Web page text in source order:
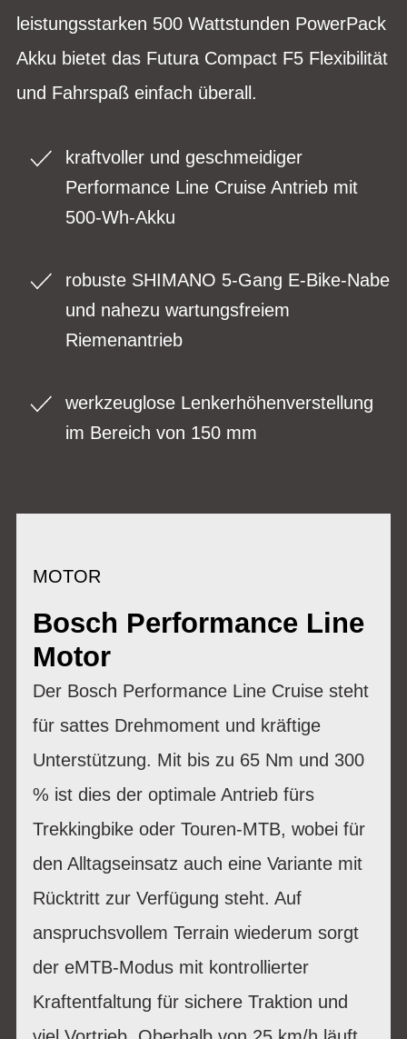
leistungsstarken 500 Wattstunden PowerPack
Akku bietet das Futura Compact F5 Flexibilität
und Fahrspaß einfach überall.
kraftvoller und geschmeidiger
Performance Line Cruise Antrieb mit
500-Wh-Akku
robuste SHIMANO 5-Gang E-Bike-Nabe
und nahezu wartungsfreiem
Riemenantrieb
werkzeuglose Lenkerhöhenverstellung
im Bereich von 150 mm
MOTOR
Bosch Performance Line
Motor
Der Bosch Performance Line Cruise steht
für sattes Drehmoment und kräftige
Unterstützung. Mit bis zu 65 Nm und 300
% ist dies der optimale Antrieb fürs
Trekkingbike oder Touren-MTB, wobei für
den Alltagseinsatz auch eine Variante mit
Rücktritt zur Verfügung steht. Auf
anspruchsvollem Terrain wiederum sorgt
der eMTB-Modus mit kontrollierter
Kraftentfaltung für sichere Traktion und